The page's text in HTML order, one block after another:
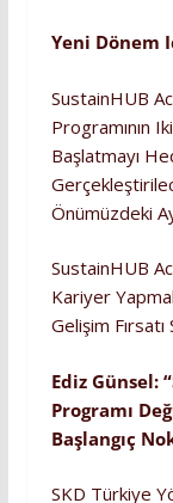
Yeni Dönem
SustainHUB
Programının
Başlatmayı
Önümüzdeki
SustainHUB
Kariyer
Gelişim
Ediz Günsel:
Programı
Başlangıç
SKD Türkiye